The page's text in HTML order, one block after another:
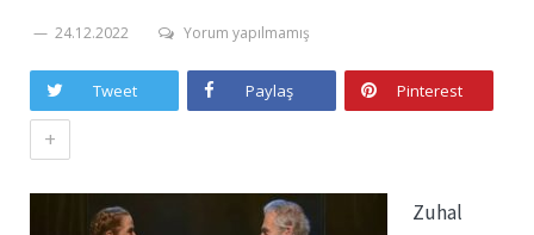
24.12.2022 Yorum yapılmamış
Tweet Paylaş Pinterest
+
Zuhal